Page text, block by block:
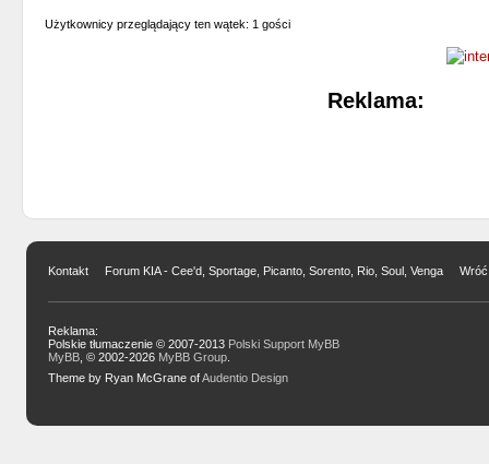
Użytkownicy przeglądający ten wątek: 1 gości
Reklama:
Kontakt Forum KIA - Cee'd, Sportage, Picanto, Sorento, Rio, Soul, Venga
Reklama:
Polskie tłumaczenie © 2007-2013 Polski Support MyBB
MyBB, © 2002-2026 MyBB Group.
Theme by Ryan McGrane ofAudentio Design